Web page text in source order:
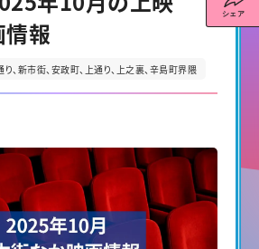
報
り 新市街 安政町 上通り 上之裏 辛島町界隈